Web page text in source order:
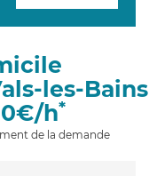
g
i
les-Bains
h*
de la demande